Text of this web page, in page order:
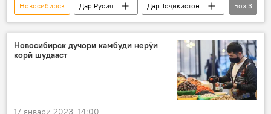
Новосибирск Дар Русия
Дар Тоҷикистон
Нақлиёт
Парвоз Бохтар
Боз 3
Новосибирск дучори камбуди нерӯи
корӣ шудааст
17 январи 2023, 14:00